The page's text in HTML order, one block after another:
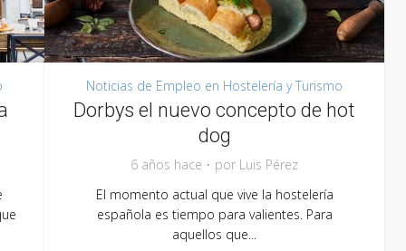
Noticias de Empleo en Hostelería y Turismo
Dorbys el nuevo concepto de hot
dog
6 años hace por Luis Pérez
El momento actual que vive la hostelería
española es tiempo para valientes. Para
aquellos que...